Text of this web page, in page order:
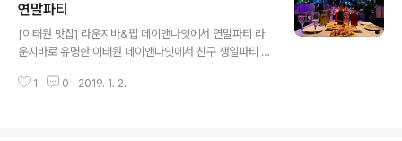
줄줄이 오고 있었다. 테이블은 사진에 보이는 자리는 6테
이블정도 있고 오른쪽에도 단체석을 위한 자리도 있었는데
단체가 아니어도 모르는 사람들이랑 같이 앉아서 먹어도
된다. 그냥 먼저 앉는 사람이 임자 메뉴는 해삼멍게소라 모
듬 한접시에 2만원, 해물라면 5천원 해산물 모듬을 주문하
연말파티
[이태원 맛집] 라운지바&펍 데이앤나잇에서 연말파티 라
운지바로 유명한 이태원 데이앤나잇에서 친구 생일파티 겸
해 있다. 연말이니 예약은 미리 해놓는 센스! 테이블예약은
1 0 2019. 1. 2.